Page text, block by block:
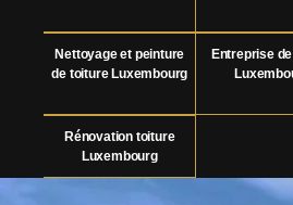
Nettoyage et peinture
de toiture Luxembourg
Entreprise
Rénovation toiture
Luxembourg